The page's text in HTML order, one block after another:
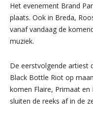
Het evenement Brand
plaats. Ook in Breda,
vanaf vandaag de
muziek.
De eerstvolgende artiest
Black Bottle Riot op
komen Flaire, Primaat en
sluiten de reeks af in de